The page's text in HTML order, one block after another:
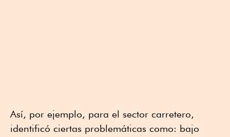
Así, por ejemplo, para el sector carretero,
identificó ciertas problemáticas como: bajo